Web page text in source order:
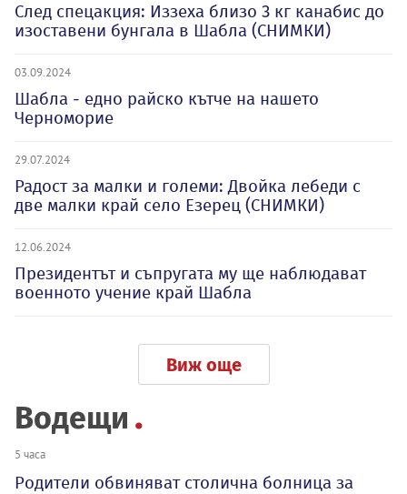
След спецакция: Иззеха близо 3 кг канабис до
изоставени бунгала в Шабла (СНИМКИ)
03.09.2024
Шабла - едно райско кътче на нашето
Черноморие
29.07.2024
Радост за малки и големи: Двойка лебеди с
две малки край село Езерец (СНИМКИ)
12.06.2024
Президентът и съпругата му ще наблюдават
военното учение край Шабла
Виж още
Водещи
5 часа
Родители обвиняват столична болница за